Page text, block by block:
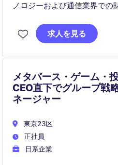
ノロジーおよび通信業界での
確なレポート作成と戦略的な
ます。
求人を見る
メタバース・ゲーム・
CEO直下でグループ戦
ネージャー
東京23区
正社員
日系企業